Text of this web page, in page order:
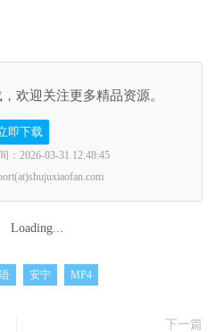
欢迎关注更多精品资源。
即下载
：2026-03-31 12:48:45
Loading...
安宁 MP4
下一篇